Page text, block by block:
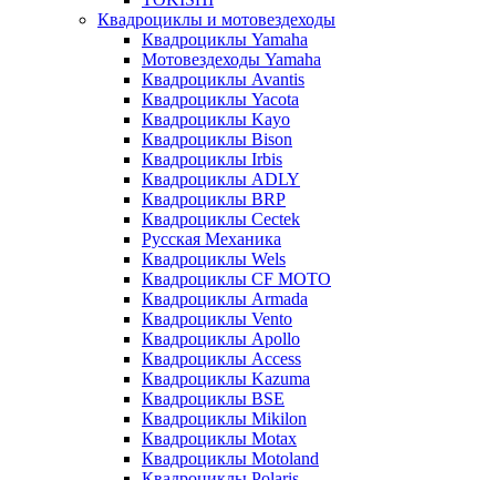
Квадроциклы и мотовездеходы
Квадроциклы Yamaha
Мотовездеходы Yamaha
Квадроциклы Avantis
Квадроциклы Yacota
Квадроциклы Kayo
Квадроциклы Bison
Квадроциклы Irbis
Квадроциклы ADLY
Квадроциклы BRP
Квадроциклы Cectek
Русская Механика
Квадроциклы Wels
Квадроциклы CF MOTO
Квадроциклы Armada
Квадроциклы Vento
Квадроциклы Apollo
Квадроциклы Access
Квадроциклы Kazuma
Квадроциклы BSE
Квадроциклы Mikilon
Квадроциклы Motax
Квадроциклы Motoland